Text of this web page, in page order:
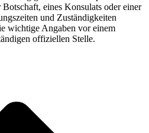
eines Konsulats oder einer
und Zuständigkeiten
wichtige Angaben vor einem
offiziellen Stelle.